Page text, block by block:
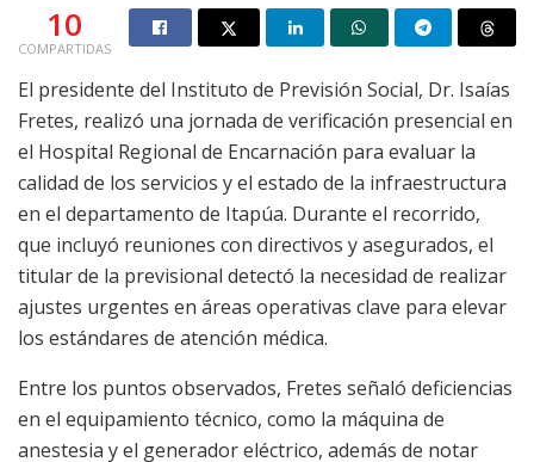
10
COMPARTIDAS
El presidente del Instituto de Previsión Social, Dr. Isaías
Fretes, realizó una jornada de verificación presencial en
el Hospital Regional de Encarnación para evaluar la
calidad de los servicios y el estado de la infraestructura
en el departamento de Itapúa. Durante el recorrido,
que incluyó reuniones con directivos y asegurados, el
titular de la previsional detectó la necesidad de realizar
ajustes urgentes en áreas operativas clave para elevar
los estándares de atención médica.
Entre los puntos observados, Fretes señaló deficiencias
en el equipamiento técnico, como la máquina de
anestesia y el generador eléctrico, además de notar